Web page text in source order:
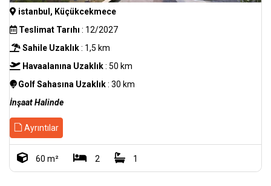
istanbul, Küçükcekmece
Teslimat Tarıhı : 12/2027
Sahile Uzaklık: 1,5 km
Havaalanına Uzaklık: 50 km
Golf Sahasına Uzaklık: 30 km
İnşaat Halinde
Ayrıntılar
60 m² 2 1